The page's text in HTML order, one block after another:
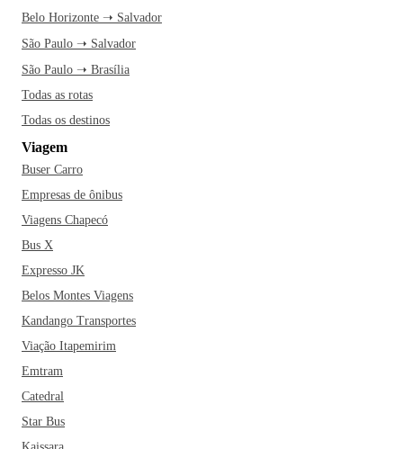
Belo Horizonte ➝ Salvador
São Paulo ➝ Salvador
São Paulo ➝ Brasília
Todas as rotas
Todas os destinos
Viagem
Buser Carro
Empresas de ônibus
Viagens Chapecó
Bus X
Expresso JK
Belos Montes Viagens
Kandango Transportes
Viação Itapemirim
Emtram
Catedral
Star Bus